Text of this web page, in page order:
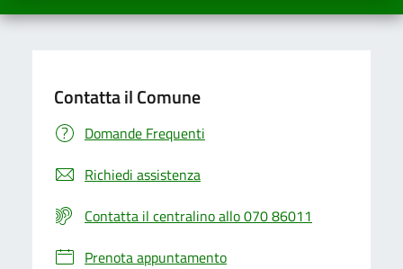
Contatta il Comune
Domande Frequenti
Richiedi assistenza
Contatta il centralino allo 070 86011
Prenota appuntamento